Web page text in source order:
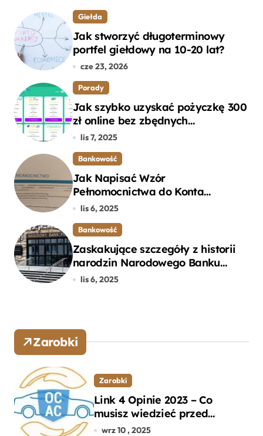
Giełda
Jak stworzyć długoterminowy
portfel giełdowy na 10-20 lat?
cze 23, 2026
Porady
Jak szybko uzyskać pożyczkę 300
zł online bez zbędnych
formalności?
lis 7, 2025
Bankowość
Jak Napisać Wzór
Pełnomocnictwa do Konta
Bankowego – Praktyczny
lis 6, 2025
Bankowość
Zaskakujące szczegóły z historii
narodzin Narodowego Banku
Polskiego, o których mogłeś nie
lis 6, 2025
Zarobki
Zarobki
Link 4 Opinie 2023 – Co
musisz wiedzieć przed
wyborem ubezpieczenia OC i
wrz 10 , 2025